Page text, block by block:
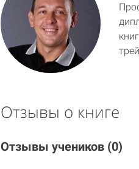
Отзывы о книге
Отзывы учеников (0)